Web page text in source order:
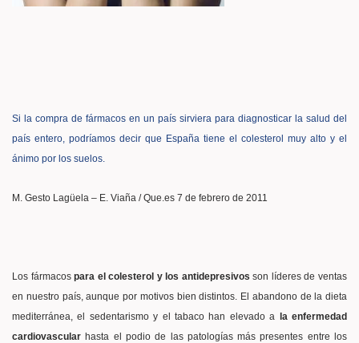
Si la compra de fármacos en un país sirviera para diagnosticar la salud del
país entero, podríamos decir que España tiene el colesterol muy alto y el
ánimo por los suelos.
M. Gesto Lagüela – E. Viaña / Que.es 7 de febrero de 2011
Los fármacospara el colesterol y los antidepresivos son líderes de ventas
en nuestro país, aunque por motivos bien distintos. El abandono de la dieta
mediterránea, el sedentarismo y el tabaco han elevado a la enfermedad
cardiovascular hasta el podio de las patologías más presentes entre los